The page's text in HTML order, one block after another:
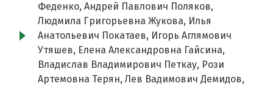
Феденко, Андрей Павлович Поляков,
Людмила Григорьевна Жукова, Илья
Анатольевич Покатаев, Игорь Аглямович
Утяшев, Елена Александровна Гайсина,
Владислав Владимирович Петкау, Рози
Артемовна Терян, Лев Вадимович Демидов,